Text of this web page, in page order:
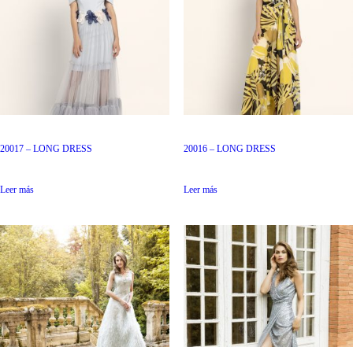
20017 – LONG DRESS
Leer más
20016 – LONG DRESS
Leer más